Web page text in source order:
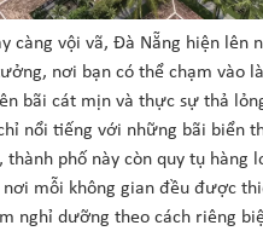
càng vội vã, Đà Nẵng hiện lên
nơi bạn có thể chạm vào
bãi cát mịn và thực sự thả
nổi tiếng với những bãi biển
thành phố này còn quy tụ hàng
nơi mỗi không gian đều được
nghỉ dưỡng theo cách riêng